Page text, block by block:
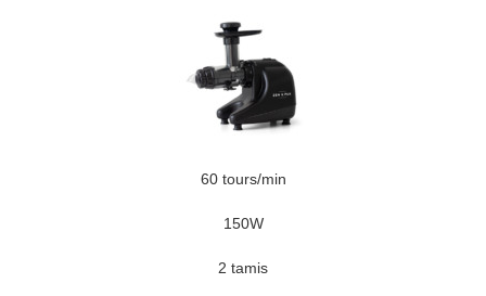
60 tours/min
150W
2 tamis